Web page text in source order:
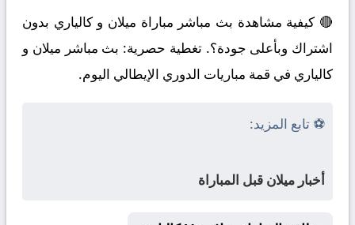
🔴 كيفية مشاهدة بث مباشر مباراة ميلان و كالياري بدون
اشتراك وبأعلى جودة؟. تغطية حصرية: بث مباشر ميلان و
كالياري في قمة مباريات الدوري الإيطالي اليوم.
⚽ تابع المزيد:
أخبار ميلان قبل المباراة